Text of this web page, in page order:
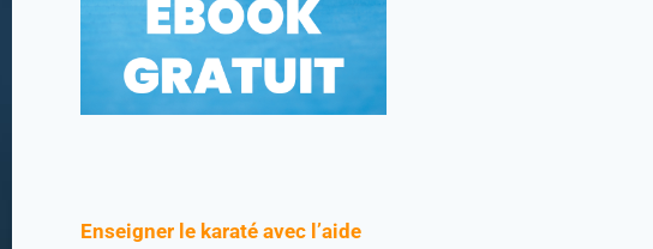
Enseigner le karaté avec l’aide